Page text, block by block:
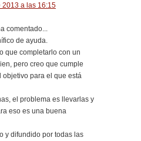
2013 a las 16:15
comentado...
de ayuda.
que completarlo con un
pero creo que cumple
objetivo para el que está
el problema es llevarlas y
eso es una buena
y difundido por todas las